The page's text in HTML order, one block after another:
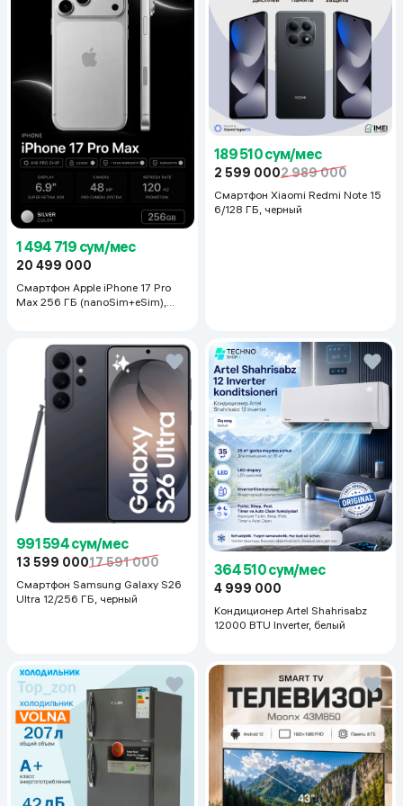
Дополнительная информация
Частота вращения	1350 об/
мин
Режима обдува
1 494 719 сум/мес
20 499 000
Смартфон Apple iPhone 17 Pro
Max 256 ГБ (nanoSim+eSim),
189 510 сум/мес
2 599 0002 989 000
Смартфон Xiaomi Redmi Note 15
6/128 ГБ, черный
991 594 сум/мес
13 599 00017 591 000
Смартфон Samsung Galaxy S26
Ultra 12/256 ГБ, черный
364 510 сум/мес
4 999 000
Кондиционер Artel Shahrisabz
12000 BTU Inverter, белый